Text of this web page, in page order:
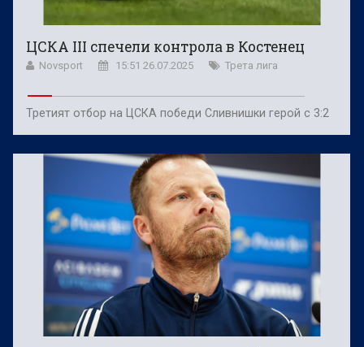
ЦСКА III спечели контрола в Костенец
Novsport 15:51 26.07.2025 Трета лига
Третият отбор на ЦСКА победи Сливнишки герой с 3:2